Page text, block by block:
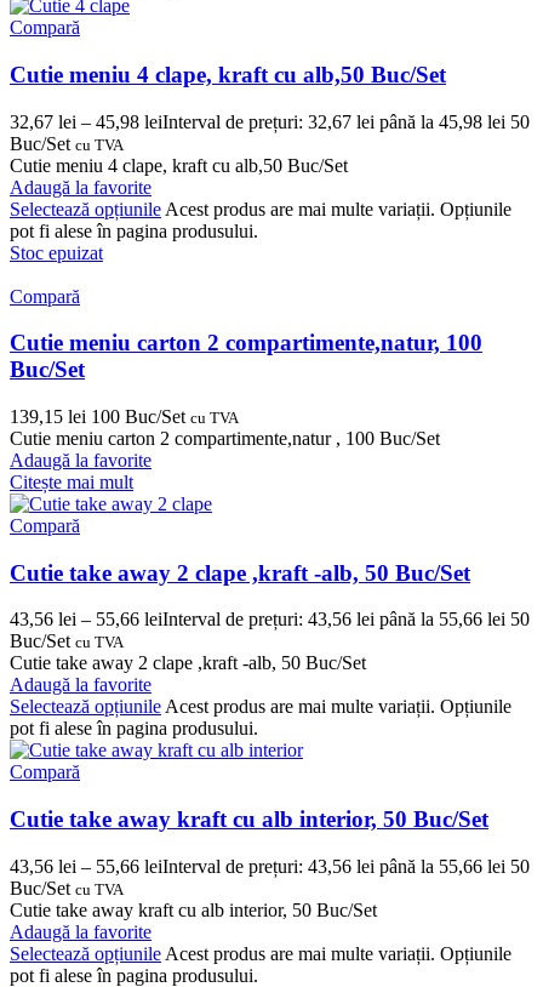
Compară
Cutie meniu 4 clape, kraft cu alb,50 Buc/Set
32,67 lei – 45,98 leiInterval de prețuri: 32,67 lei până la 45,98 lei 50
Buc/Set cu TVA
Cutie meniu 4 clape, kraft cu alb,50 Buc/Set
Adaugă la favorite
Selectează opțiunile Acest produs are mai multe variații. Opțiunile
pot fi alese în pagina produsului.
Stoc epuizat
Compară
Cutie meniu carton 2 compartimente,natur, 100
Buc/Set
139,15 lei 100 Buc/Set cu TVA
Cutie meniu carton 2 compartimente,natur , 100 Buc/Set
Adaugă la favorite
Citește mai mult
Compară
Cutie take away 2 clape ,kraft -alb, 50 Buc/Set
43,56 lei – 55,66 leiInterval de prețuri: 43,56 lei până la 55,66 lei 50
Buc/Set cu TVA
Cutie take away 2 clape ,kraft -alb, 50 Buc/Set
Adaugă la favorite
Selectează opțiunileAcest produs are mai multe variații. Opțiunile
pot fi alese în pagina produsului.
Compară
Cutie take away kraft cu alb interior, 50 Buc/Set
43,56 lei – 55,66 leiInterval de prețuri: 43,56 lei până la 55,66 lei 50
Buc/Set cu TVA
Cutie take away kraft cu alb interior, 50 Buc/Set
Adaugă la favorite
Selectează opțiunile Acest produs are mai multe variații. Opțiunile
pot fi alese în pagina produsului.